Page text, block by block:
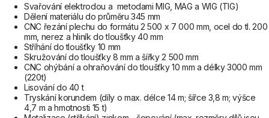
Svařování elektrodou a metodami MIG, MAG a WIG (TIG)
Dělení materiálu do průměru 345 mm
CNC řezání plechu do formátu 2 500 x 7 000 mm, ocel do tl. 200
mm, nerez a hliník do tloušťky 40 mm
Stříhání do tloušťky 10 mm
Skružování do tloušťky 8 mm a šířky 2 500 mm
CNC ohýbání a ohraňování do tloušťky 10 mm a délky 3000 mm
(220t)
Lisování do 40 t
Tryskání korundem (díly o max. délce 14 m; šířce 3,8 m; výšce
4,7 m a hmotnosti 15 t)